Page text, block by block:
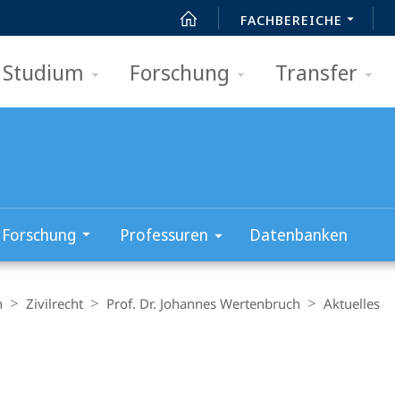
FACHBEREICHE
Studium Forschung Transfer
Forschung Professuren Datenbanken
Zivilrecht Prof. Dr. Johannes Wertenbruch Aktuelles